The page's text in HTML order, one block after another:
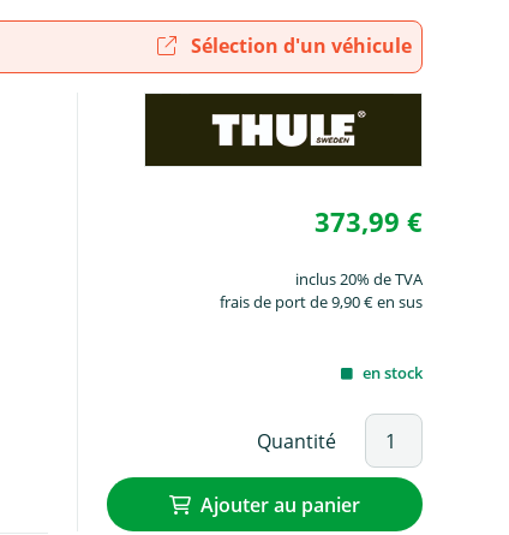
Sélection d'un véhicule
373,99 €
inclus 20% de TVA
frais de port de 9,90 € en sus
en stock
Quantité
Ajouter au panier